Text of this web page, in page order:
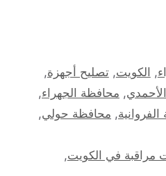
, الكويت,تصليح أجهزة,
, محافظة الجهراء,
, محافظة حولي,
مراقبة في الكويت,